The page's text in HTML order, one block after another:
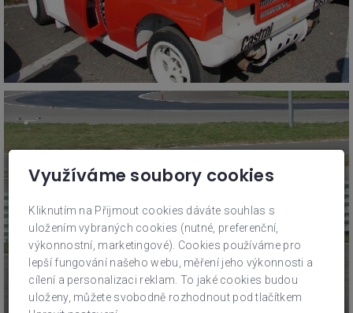
Využíváme soubory cookies
Kliknutím na Přijmout cookies dáváte souhlas s
uložením vybraných cookies (nutné, preferenční,
výkonnostní, marketingové). Cookies používáme pro
lepší fungování našeho webu, měření jeho výkonnosti a
cílení a personalizaci reklam. To jaké cookies budou
uloženy, můžete svobodně rozhodnout pod tlačítkem